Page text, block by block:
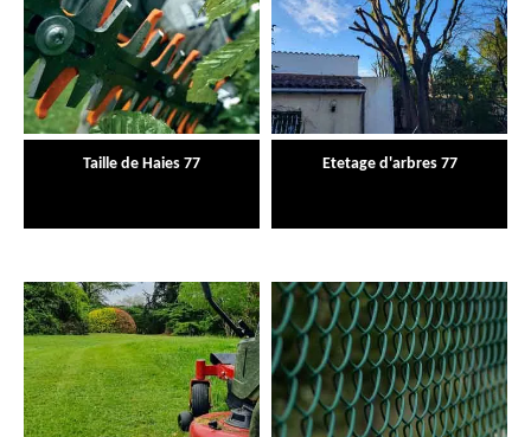
Taille de Haies 77 Etetage d'arbres 77